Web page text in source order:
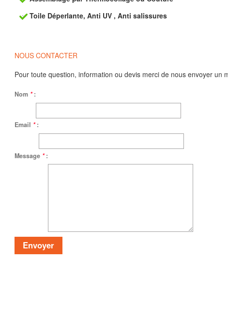
Toile Déperlante, Anti UV , Anti salissures
NOUS CONTACTER
Pour toute question, information ou devis merci de nous envoyer un
Nom * :
Email * :
Message * :